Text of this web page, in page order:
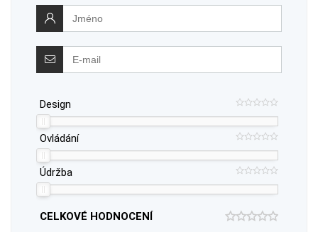
Design
Ovládání
Údržba
CELKOVÉ HODNOCENÍ